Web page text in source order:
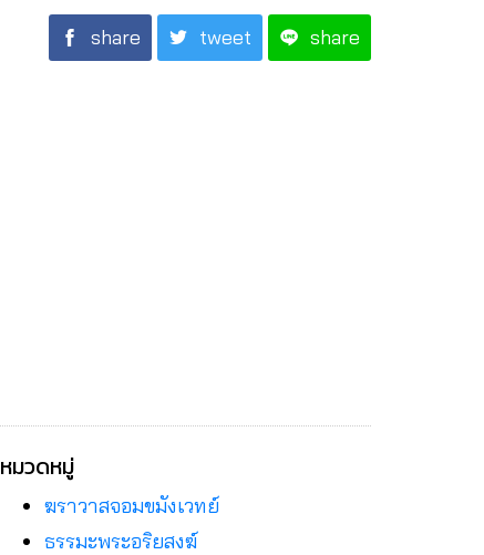
share tweet share
หมวดหมู่
ฆราวาสจอมขมังเวทย์
ธรรมะพระอริยสงฆ์